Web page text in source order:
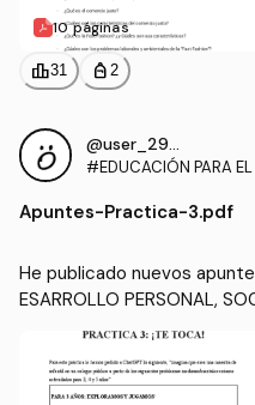
10 páginas
leaderboard31 personal_bag 2
@user_2935509
#EDUCACIÓN PARA EL
SOCIAL Y MEDIO
Apuntes-Practica-3.pdf
He publicado nuevos
ESARROLLO PERSONAL,
ca-3.pdf